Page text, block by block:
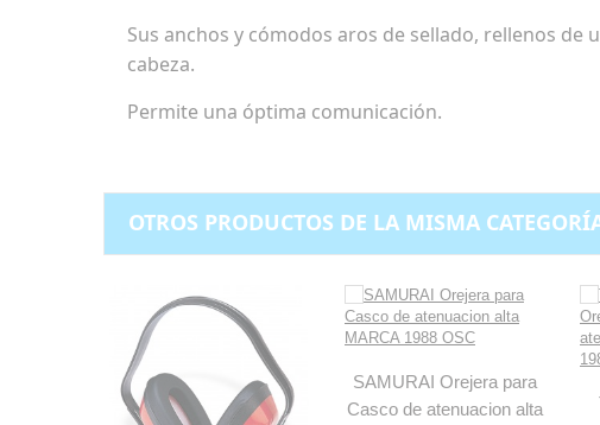
Sus anchos y cómodos aros de sellado, rellenos
cabeza.
Permite una óptima comunicación.
OTROS PRODUCTOS DE LA MISMA
SAMURAI Orejera para
Casco de atenuacion alta